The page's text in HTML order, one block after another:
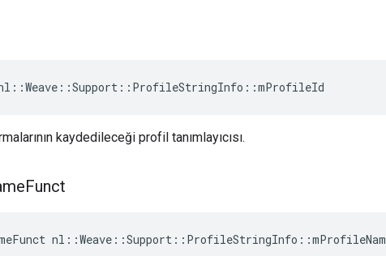
kaydedileceği profil tanımlayıcısı.
Funct